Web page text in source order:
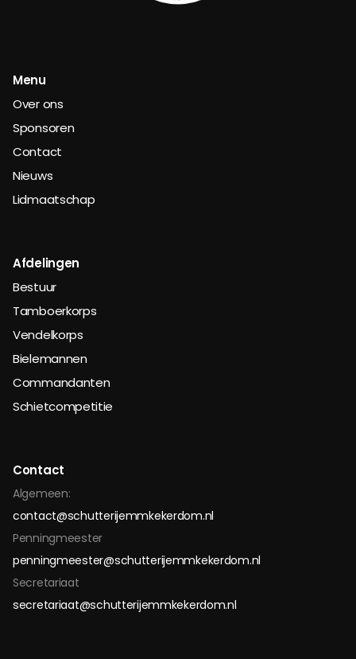
Menu
Over ons
Sponsoren
Contact
Nieuws
Lidmaatschap
Afdelingen
Bestuur
Tamboerkorps
Vendelkorps
Bielemannen
Commandanten
Schietcompetitie
Contact
Algemeen:
contact@schutterijemmkekerdom.nl
Penningmeester
penningmeester@schutterijemmkekerdom.nl
Secretariaat
secretariaat@schutterijemmkekerdom.nl